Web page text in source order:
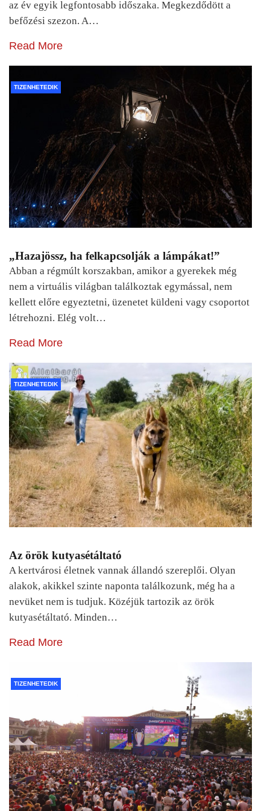
az év egyik legfontosabb időszaka. Megkezdődött a
befőzési szezon. A…
Read More
TIZENHETEDIK
„Hazajössz, ha felkapcsolják a lámpákat!”
Abban a régmúlt korszakban, amikor a gyerekek még
nem a virtuális világban találkoztak egymással, nem
kellett előre egyeztetni, üzenetet küldeni vagy csoportot
létrehozni. Elég volt…
Read More
TIZENHETEDIK
Az örök kutyasétáltató
A kertvárosi életnek vannak állandó szereplői. Olyan
alakok, akikkel szinte naponta találkozunk, még ha a
nevüket nem is tudjuk. Közéjük tartozik az örök
kutyasétáltató. Minden…
Read More
TIZENHETEDIK